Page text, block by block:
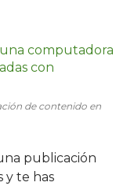
de contenido en
publicación
y te has